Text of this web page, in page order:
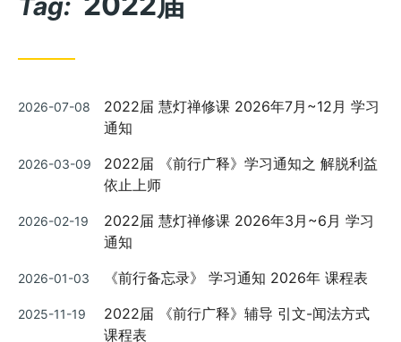
Tag:
Posted
2026-07-08
2022届 慧灯禅修课 2026年7月~12月 学习
通知
Posted
2026-03-09
2022届 《前行广释》学习通知之 解脱利益
依止上师
Posted
2026-02-19
2022届 慧灯禅修课 2026年3月~6月 学习
通知
Posted
2026-01-03 《前行备忘录》 学习通知 2026年 课程表
Posted
2025-11-19
2022届 《前行广释》辅导 引文-闻法方式
课程表